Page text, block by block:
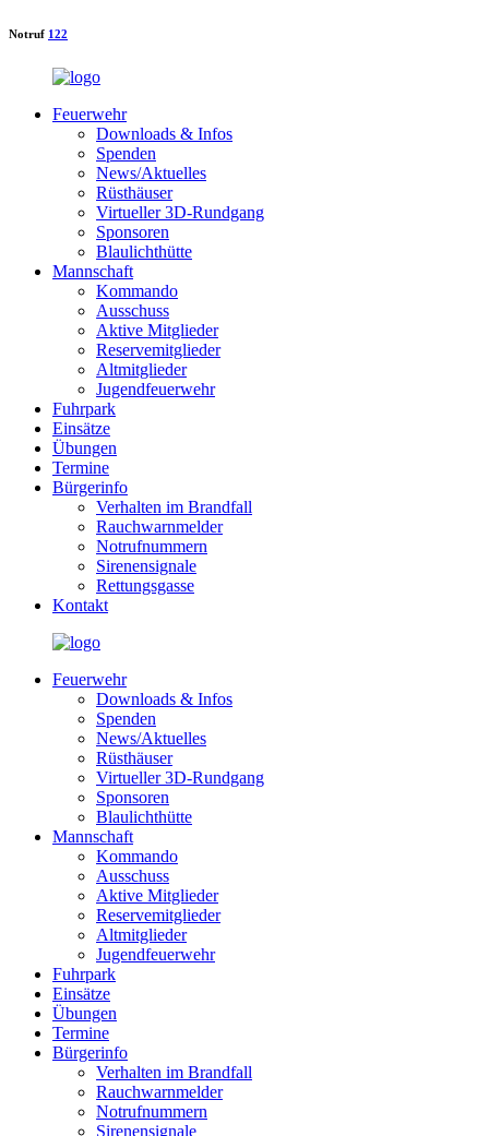
Notruf 122
Feuerwehr
Downloads & Infos
Spenden
News/Aktuelles
Rüsthäuser
Virtueller 3D-Rundgang
Sponsoren
Blaulichthütte
Mannschaft
Kommando
Ausschuss
Aktive Mitglieder
Reservemitglieder
Altmitglieder
Jugendfeuerwehr
Fuhrpark
Einsätze
Übungen
Termine
Bürgerinfo
Verhalten im Brandfall
Rauchwarnmelder
Notrufnummern
Sirenensignale
Rettungsgasse
Kontakt
Feuerwehr
Downloads & Infos
Spenden
News/Aktuelles
Rüsthäuser
Virtueller 3D-Rundgang
Sponsoren
Blaulichthütte
Mannschaft
Kommando
Ausschuss
Aktive Mitglieder
Reservemitglieder
Altmitglieder
Jugendfeuerwehr
Fuhrpark
Einsätze
Übungen
Termine
Bürgerinfo
Verhalten im Brandfall
Rauchwarnmelder
Notrufnummern
Sirenensignale